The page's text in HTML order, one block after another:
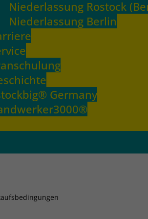
Niederlassung Rostock
Niederlassung Berlin
Germany